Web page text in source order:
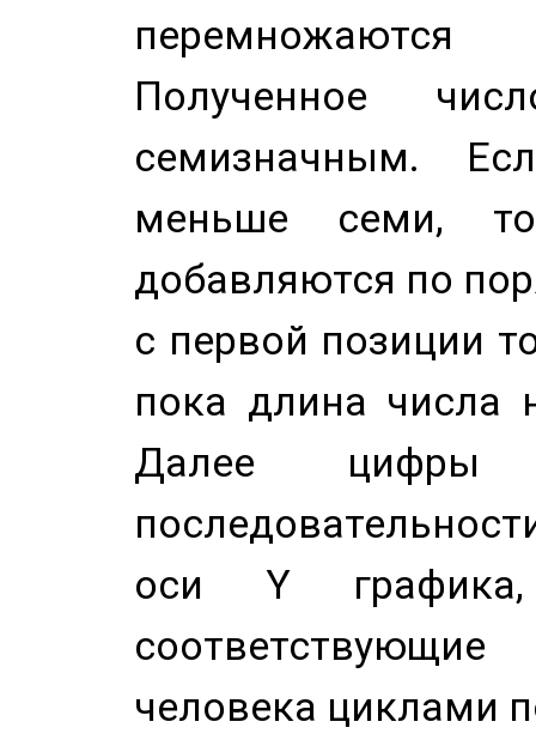
Полученное
семизначным.
меньше семи,
добавляются по
с первой позиции
пока длина числа
Далее цифры
оси Y
человека циклами